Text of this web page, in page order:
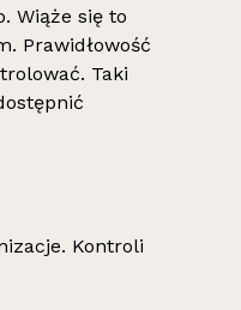
Wiąże się to
Prawidłowość
Taki
Kontroli